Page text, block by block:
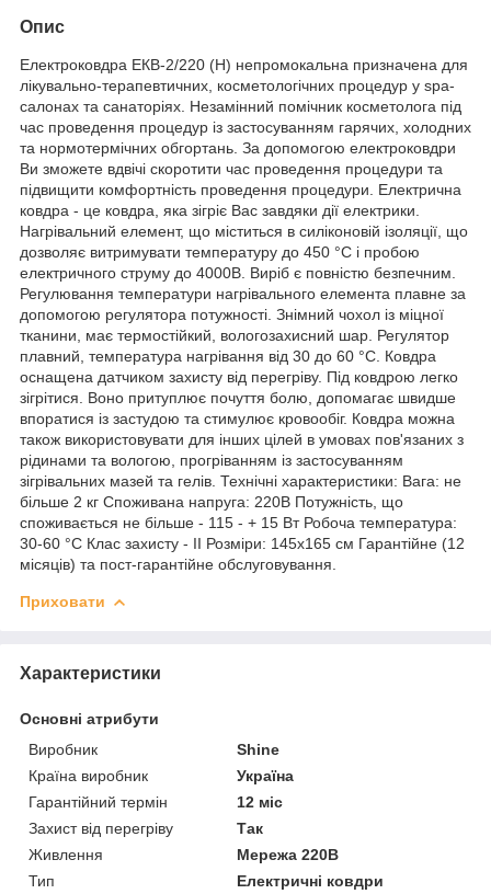
Опис
Електроковдра ЕКВ-2/220 (Н) непромокальна призначена для
лікувально-терапевтичних, косметологічних процедур у spa-
салонах та санаторіях. Незамінний помічник косметолога під
час проведення процедур із застосуванням гарячих, холодних
та нормотермічних обгортань. За допомогою електроковдри
Ви зможете вдвічі скоротити час проведення процедури та
підвищити комфортність проведення процедури. Електрична
ковдра - це ковдра, яка зігріє Вас завдяки дії електрики.
Нагрівальний елемент, що міститься в силіконовій ізоляції, що
дозволяє витримувати температуру до 450 °C і пробою
електричного струму до 4000В. Виріб є повністю безпечним.
Регулювання температури нагрівального елемента плавне за
допомогою регулятора потужності. Знімний чохол із міцної
тканини, має термостійкий, вологозахисний шар. Регулятор
плавний, температура нагрівання від 30 до 60 °C. Ковдра
оснащена датчиком захисту від перегріву. Під ковдрою легко
зігрітися. Воно притуплює почуття болю, допомагає швидше
впоратися із застудою та стимулює кровообіг. Ковдра можна
також використовувати для інших цілей в умовах пов'язаних з
рідинами та вологою, прогріванням із застосуванням
зігрівальних мазей та гелів. Технічні характеристики: Вага: не
більше 2 кг Споживана напруга: 220В Потужність, що
споживається не більше - 115 - + 15 Вт Робоча температура:
30-60 °C Клас захисту - II Розміри: 145x165 см Гарантійне (12
місяців) та пост-гарантійне обслуговування.
Приховати
Характеристики
Основні атрибути
Виробник
Shine
Країна виробник
Україна
Гарантійний термін
12 міс
Захист від перегріву
Так
Живлення
Мережа 220В
Тип
Електричні ковдри